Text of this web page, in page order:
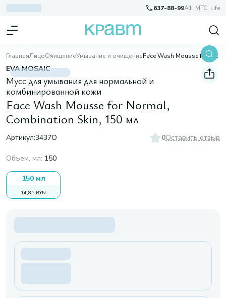
637-88-99A1, МТС, Life
ГлавнаяЛицоОчищениеУмывание и очищение Face Wash Mousse for Normal, Combination Skin, 150 мл
EVA MOSAIC
Мусс для умывания для нормальной и
комбинированной кожи
Face Wash Mousse for Normal,
Combination Skin, 150 мл
Артикул:3437О 0Оставить отзыв
Объем, мл: 150
150 мл
14,81 BYN